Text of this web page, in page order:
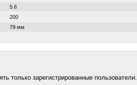
5.6
200
79 мм
только зарегистрированные пользователи.